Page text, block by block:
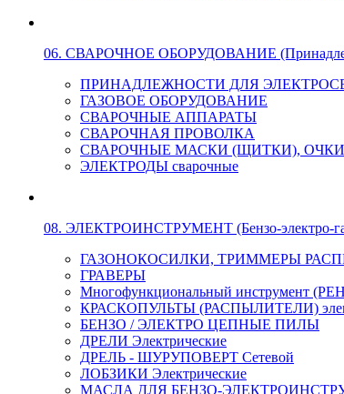
06. СВАРОЧНОЕ ОБОРУДОВАНИЕ
ПРИНАДЛЕЖНОСТИ ДЛЯ
ГАЗОВОЕ ОБОРУДОВАНИЕ
СВАРОЧНЫЕ АППАРАТЫ
СВАРОЧНАЯ ПРОВОЛКА
СВАРОЧНЫЕ МАСКИ (ЩИТКИ), ОЧКИ
ЭЛЕКТРОДЫ сварочные
08. ЭЛЕКТРОИНСТРУМЕНТ (Бензо-электро-
ГАЗОНОКОСИЛКИ, ТРИММЕРЫ
ГРАВЕРЫ
Многофункциональный инструмент
КРАСКОПУЛЬТЫ (РАСПЫЛИТЕЛИ)
БЕНЗО / ЭЛЕКТРО ЦЕПНЫЕ ПИЛЫ
ДРЕЛИ Электрические
ДРЕЛЬ - ШУРУПОВЕРТ Сетевой
ЛОБЗИКИ Электрические
МАСЛА ДЛЯ БЕНЗО-